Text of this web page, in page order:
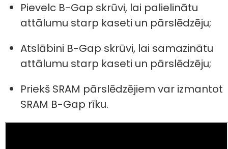
Pievelc B-Gap skrūvi, lai palielinātu
attālumu starp kaseti un pārslēdzēju;
Atslābini B-Gap skrūvi, lai samazinātu
attālumu starp kaseti un pārslēdzēju;
Priekš SRAM pārslēdzējiem var izmantot
SRAM B-Gap rīku.